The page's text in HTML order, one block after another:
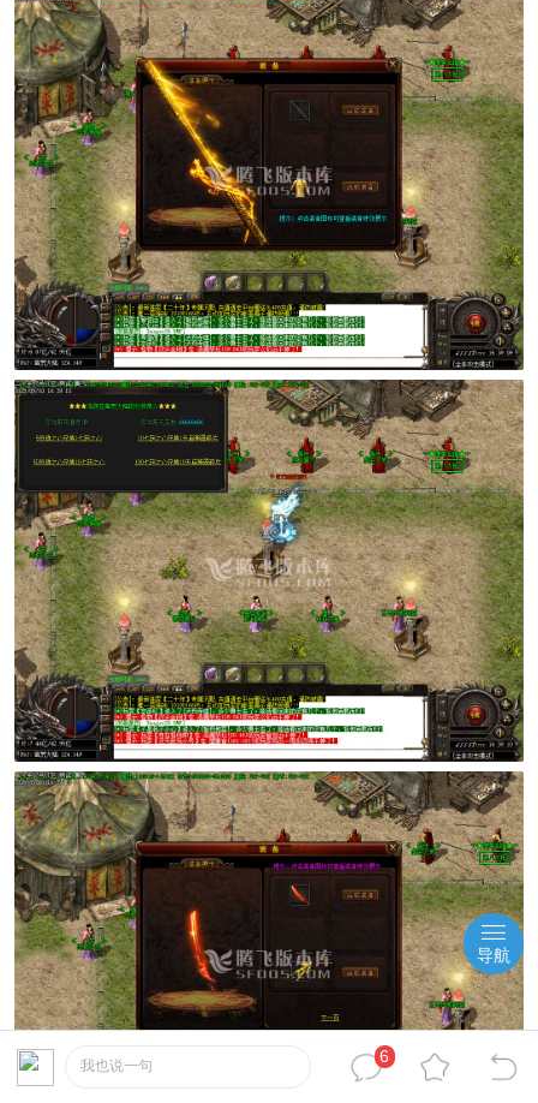
我也说一句
6
导航